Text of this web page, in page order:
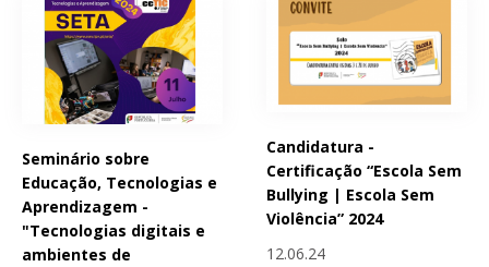
Seminário sobre
Educação, Tecnologias e
Aprendizagem -
"Tecnologias digitais e
ambientes de
Candidatura -
Certificação “Escola Sem
Bullying | Escola Sem
Violência” 2024
12.06.24